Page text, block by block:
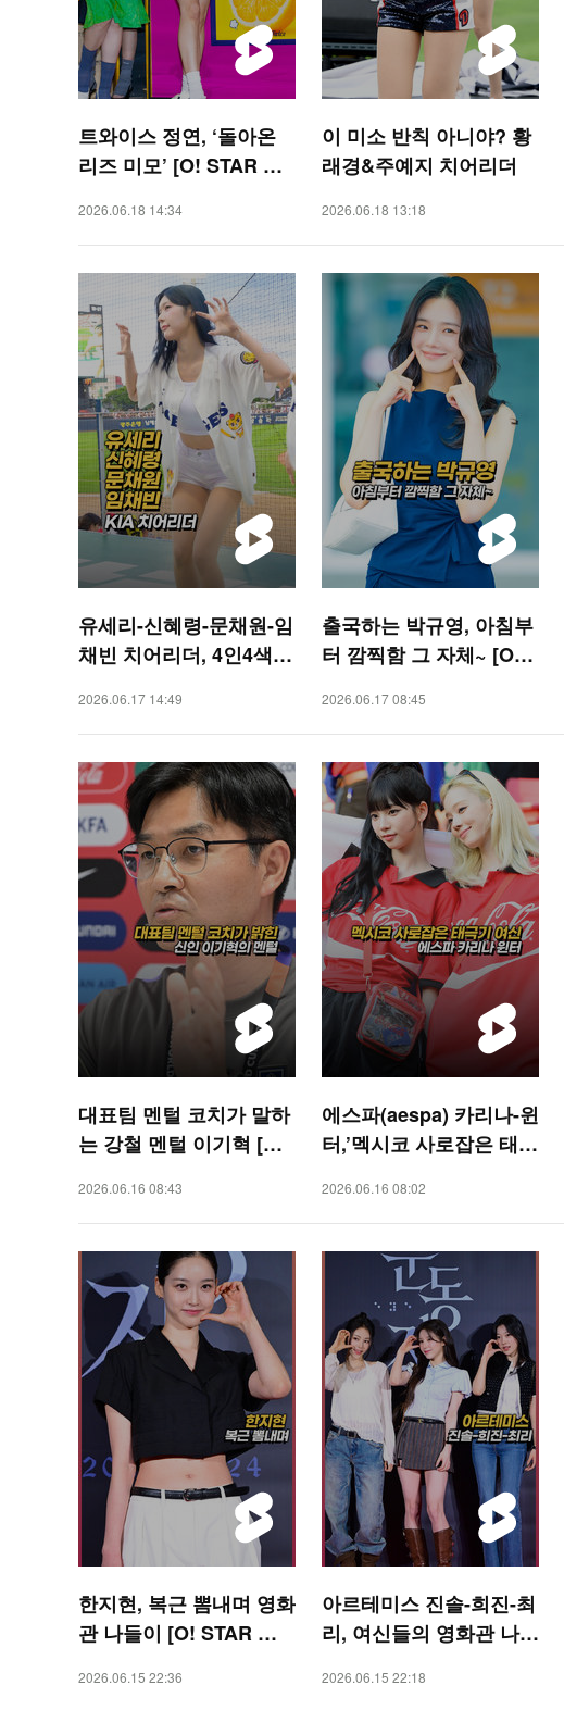
트와이스 정연, ‘돌아온
리즈 미모’ [O! STAR 숏
2026.06.18 14:34
이 미소 반칙 아니야? 황
래경&주예지 치어리더
2026.06.18 13:18
유세리-신혜령-문채원-임
채빈 치어리더, 4인4색
2026.06.17 14:49
출국하는 박규영, 아침부
터 깜찍함 그 자체~ [O! S
2026.06.17 08:45
대표팀 멘털 코치가 말하
는 강철 멘털 이기혁 [O!
2026.06.16 08:43
에스파(aespa) 카리나-윈
터,’멕시코 사로잡은 태극
2026.06.16 08:02
한지현, 복근 뽐내며 영화
관 나들이 [O! STAR 숏
2026.06.15 22:36
아르테미스 진솔-희진-최
리, 여신들의 영화관 나들
2026.06.15 22:18